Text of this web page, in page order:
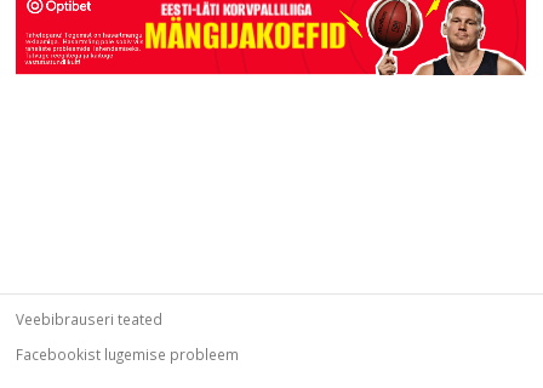
Veebibrauseri teated
Facebookist lugemise probleem